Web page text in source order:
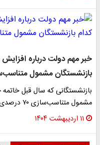
بازنشستگان مشمول متناسب‌سازی ۷۰ درصدی
بازنشستگانی که سال قبل
مشمول متناسب‌سازی ۷۰ درصدی می‌شوند.
۱۱ اردیبهشت ۱۴۰۴